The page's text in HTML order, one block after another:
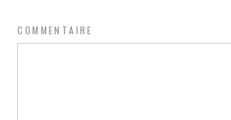
COMMENTAIRE